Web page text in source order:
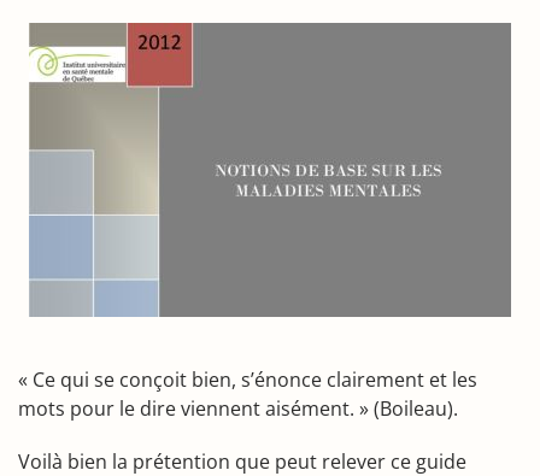
« Ce qui se conçoit bien, s’énonce clairement et les
mots pour le dire viennent aisément. » (Boileau).
Voilà bien la prétention que peut relever ce guide